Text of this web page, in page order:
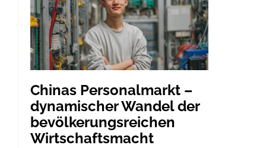
Chinas Personalmarkt –
dynamischer Wandel der
bevölkerungsreichen
Wirtschaftsmacht